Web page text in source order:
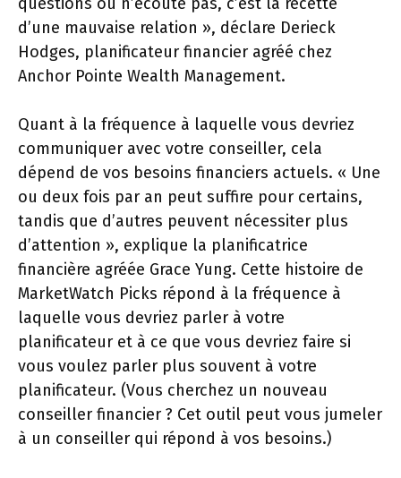
d’une mauvaise relation », déclare Derieck
Hodges, planificateur financier agréé chez
Anchor Pointe Wealth Management.
Quant à la fréquence à laquelle vous devriez
communiquer avec votre conseiller, cela
dépend de vos besoins financiers actuels. « Une
ou deux fois par an peut suffire pour certains,
tandis que d’autres peuvent nécessiter plus
d’attention », explique la planificatrice
financière agréée Grace Yung. Cette histoire de
MarketWatch Picks répond à la fréquence à
laquelle vous devriez parler à votre
planificateur et à ce que vous devriez faire si
vous voulez parler plus souvent à votre
planificateur. (Vous cherchez un nouveau
conseiller financier ? Cet outil peut vous jumeler
à un conseiller qui répond à vos besoins.)